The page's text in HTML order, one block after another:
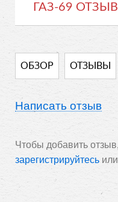
ГАЗ-69
ОБЗОР ОТЗЫВЫ
Написать отзыв
Чтобы добавить
зарегистрируйтесь или